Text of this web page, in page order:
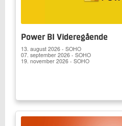
Power BI Videregående
13. august 2026 - SOHO
07. september 2026 - SOHO
19. november 2026 - SOHO